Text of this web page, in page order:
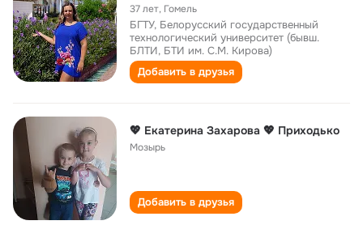
37 лет, Гомель
БГТУ, Белорусский государственный
технологический университет (бывш.
БЛТИ, БТИ им. С.М. Кирова)
Добавить в друзья
💖 Екатерина Захарова 💖 Приходько
Мозырь
Добавить в друзья